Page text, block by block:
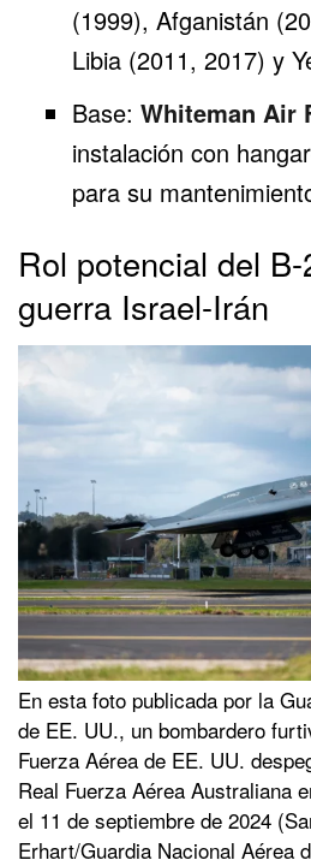
(1999), Afganistán
Libia (2011, 2017) y
Base: Whiteman Air
instalación con
para su
Rol potencial del
guerra Israel-Irán
En esta foto publicada por la
de EE. UU., un bombardero
Fuerza Aérea de EE. UU.
Real Fuerza Aérea Australiana
el 11 de septiembre de 2024
Erhart/Guardia Nacional Aérea